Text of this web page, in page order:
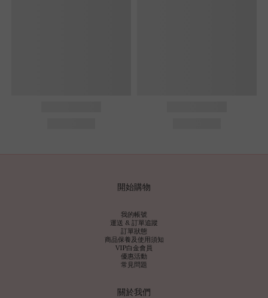
開始購物
我的帳號
運送 & 訂單追蹤
訂單狀態
商品保養及使用須知
VIP白金會員
優惠活動
常見問題
關於我們